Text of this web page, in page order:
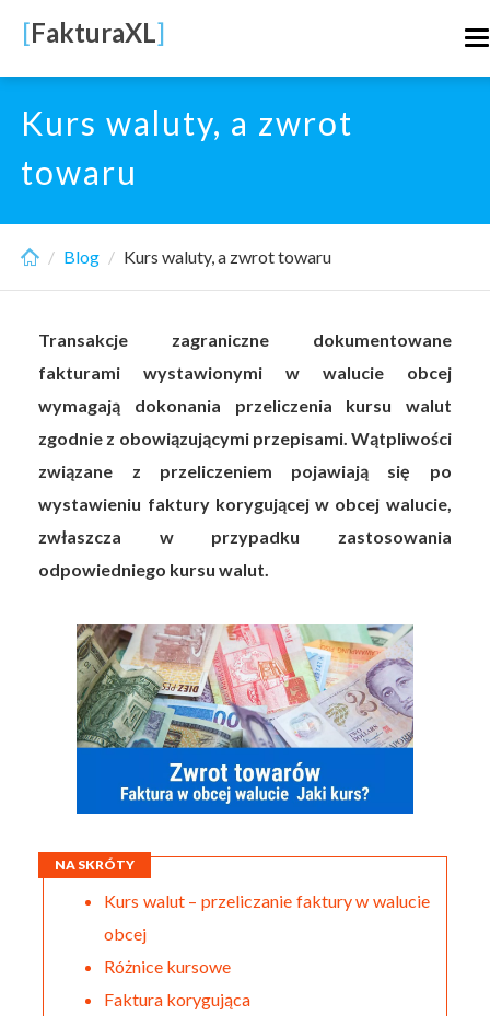
main
content
[FakturaXL]
Kurs waluty, a zwrot
towaru
Blog Kurs waluty, a zwrot towaru
Transakcje zagraniczne dokumentowane
fakturami wystawionymi w walucie obcej
wymagają dokonania przeliczenia kursu walut
zgodnie z obowiązującymi przepisami. Wątpliwości
związane z przeliczeniem pojawiają się po
wystawieniu faktury korygującej w obcej walucie,
zwłaszcza w przypadku zastosowania
odpowiedniego kursu walut.
NA SKRÓTY
Kurs walut – przeliczanie faktury w walucie
obcej
Różnice kursowe
Faktura korygująca